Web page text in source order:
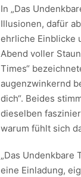
In „Das
Illusionen, dafür
ehrliche Einblicke
Abend voller
Times“
augenzwinkernd
dich“. Beides
dieselben
warum fühlt sich
„Das Undenkbare
eine Einladung,